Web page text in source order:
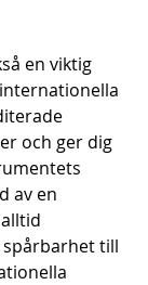
en viktig
och ger dig
av en
till